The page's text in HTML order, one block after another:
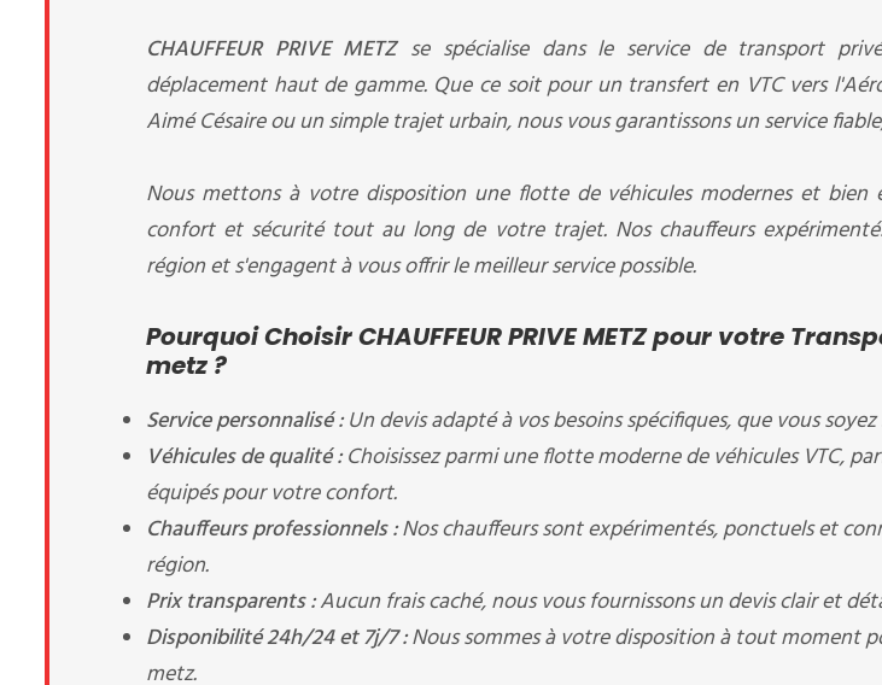
CHAUFFEUR PRIVE METZ se spécialise dans le service de transport
déplacement haut de gamme. Que ce soit pour un transfert en VTC vers
Aimé Césaire ou un simple trajet urbain, nous vous garantissons un service
Nous mettons à votre disposition une flotte de véhicules modernes et bien
confort et sécurité tout au long de votre trajet. Nos chauffeurs
région et s'engagent à vous offrir le meilleur service possible.
Pourquoi Choisir CHAUFFEUR PRIVE METZ pour votre
metz ?
Service personnalisé :Un devis adapté à vos besoins spécifiques, que vous
Véhicules de qualité :Choisissez parmi une flotte moderne de véhicules VTC,
équipés pour votre confort.
Chauffeurs professionnels :Nos chauffeurs sont expérimentés, ponctuels et
région.
Prix transparents :Aucun frais caché, nous vous fournissons un devis clair et
Disponibilité 24h/24 et 7j/7 :Nous sommes à votre disposition à tout moment
metz.